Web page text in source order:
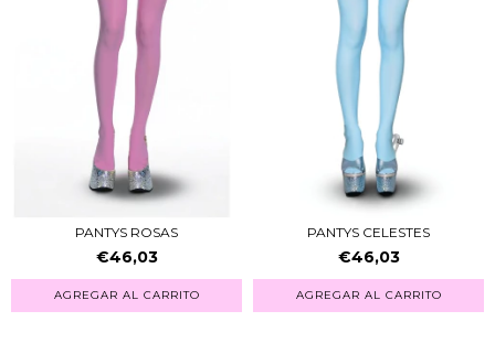
PANTYS ROSAS
€46,03
AGREGAR AL CARRITO
PANTYS CELESTES
€46,03
AGREGAR AL CARRITO